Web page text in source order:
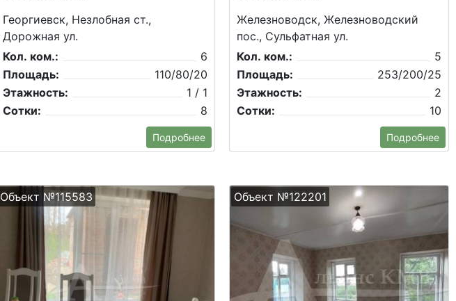
Георгиевск, Незлобная ст.,
Дорожная ул.
Кол. ком.:
6
Площадь:
110/80/20
Этажность:
1 / 1
Сотки:
8
Подробнее
Железноводск, Железноводский
пос., Сульфатная ул.
Кол. ком.:
5
Площадь:
253/200/25
Этажность:
2
Сотки:
10
Подробнее
Объект №115583 Объект №122201